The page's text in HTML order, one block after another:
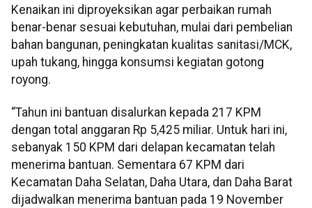
Kenaikan ini diproyeksikan agar perbaikan rumah
benar-benar sesuai kebutuhan, mulai dari pembelian
bahan bangunan, peningkatan kualitas sanitasi/MCK,
upah tukang, hingga konsumsi kegiatan gotong
royong.
“Tahun ini bantuan disalurkan kepada 217 KPM
dengan total anggaran Rp 5,425 miliar. Untuk hari ini,
sebanyak 150 KPM dari delapan kecamatan telah
menerima bantuan. Sementara 67 KPM dari
Kecamatan Daha Selatan, Daha Utara, dan Daha Barat
dijadwalkan menerima bantuan pada 19 November